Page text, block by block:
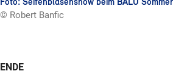
© Robert Banfic
ENDE